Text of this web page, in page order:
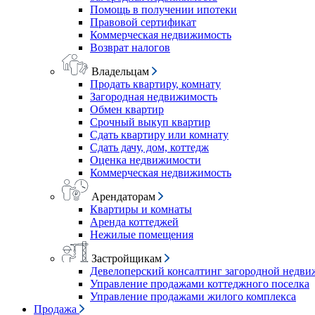
Помощь в получении ипотеки
Правовой сертификат
Коммерческая недвижимость
Возврат налогов
Владельцам
Продать квартиру, комнату
Загородная недвижимость
Обмен квартир
Срочный выкуп квартир
Сдать квартиру или комнату
Сдать дачу, дом, коттедж
Оценка недвижимости
Коммерческая недвижимость
Арендаторам
Квартиры и комнаты
Аренда коттеджей
Нежилые помещения
Застройщикам
Девелоперский консалтинг загородной
Управление продажами коттеджного поселка
Управление продажами жилого комплекса
Продажа